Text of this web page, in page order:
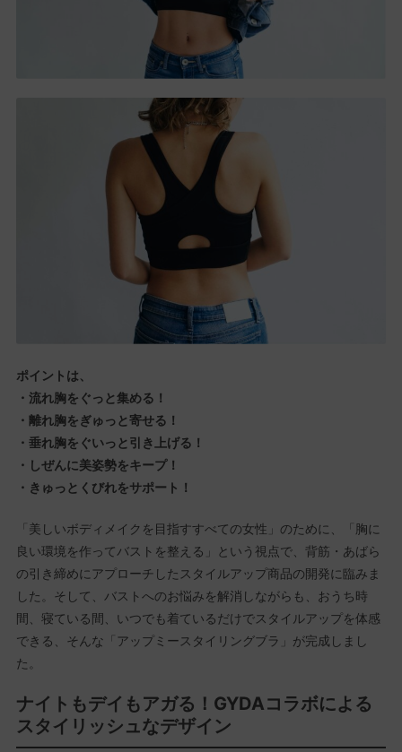
ポイントは、
・流れ胸をぐっと集める！
・離れ胸をぎゅっと寄せる！
・垂れ胸をぐいっと引き上げる！
・しぜんに美姿勢をキープ！
・きゅっとくびれをサポート！
「美しいボディメイクを目指すすべての女性」のために、「胸に
良い環境を作ってバストを整える」という視点で、背筋・あばら
の引き締めにアプローチしたスタイルアップ商品の開発に臨みま
した。そして、バストへのお悩みを解消しながらも、おうち時
間、寝ている間、いつでも着ているだけでスタイルアップを体感
できる、そんな「アップミースタイリングブラ」が完成しまし
た。
ナイトもデイもアガる！GYDAコラボによる
スタイリッシュなデザイン